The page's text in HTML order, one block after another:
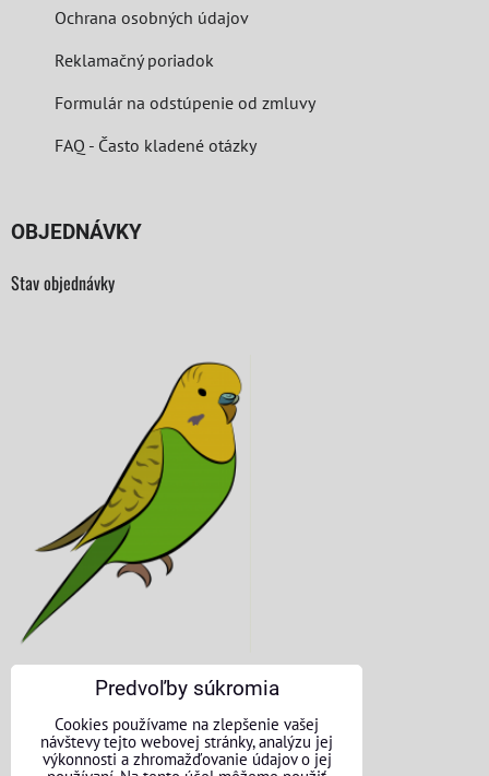
Ochrana osobných údajov
Reklamačný poriadok
Formulár na odstúpenie od zmluvy
FAQ - Často kladené otázky
OBJEDNÁVKY
Stav objednávky
KONTAKTNÉ ÚDAJE
O nás
Predvoľby súkromia
Cookies používame na zlepšenie vašej
návštevy tejto webovej stránky, analýzu jej
výkonnosti a zhromažďovanie údajov o jej